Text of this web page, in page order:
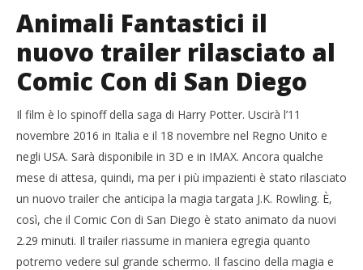
Animali Fantastici il
nuovo trailer rilasciato al
Comic Con di San Diego
Il film è lo spinoff della saga di Harry Potter. Uscirà l’11
novembre 2016 in Italia e il 18 novembre nel Regno Unito e
negli USA. Sarà disponibile in 3D e in IMAX. Ancora qualche
mese di attesa, quindi, ma per i più impazienti è stato rilasciato
un nuovo trailer che anticipa la magia targata J.K. Rowling. È,
così, che il Comic Con di San Diego è stato animato da nuovi
2.29 minuti. Il trailer riassume in maniera egregia quanto
potremo vedere sul grande schermo. Il fascino della magia e